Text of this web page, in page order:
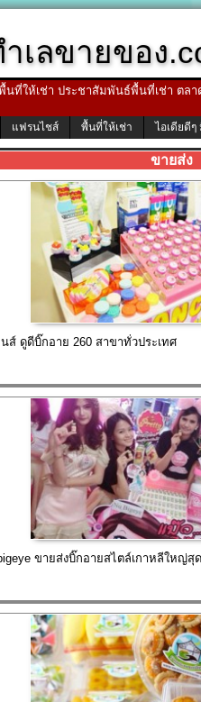
เลขายของ
นที่ให้เช่า ประชาสัมพันธ์พื้นที่เช่า ตล
แฟรนไชส์ พื้นที่ให้เช่า ไอเดียดี
ขายส่ง
ส์ ดูดีบิ๊กอาย 260 สาขาทั่วประเทศ
ขายส่งบิ๊กอายสไตล์เกาหลีใหญ่สุ